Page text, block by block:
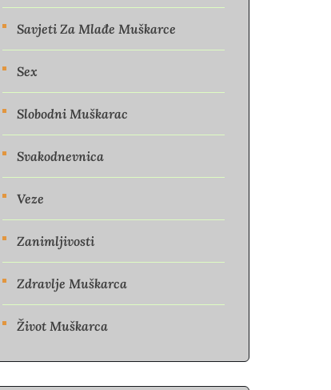
Savjeti Za Mlađe Muškarce
Sex
Slobodni Muškarac
Svakodnevnica
Veze
Zanimljivosti
Zdravlje Muškarca
Život Muškarca